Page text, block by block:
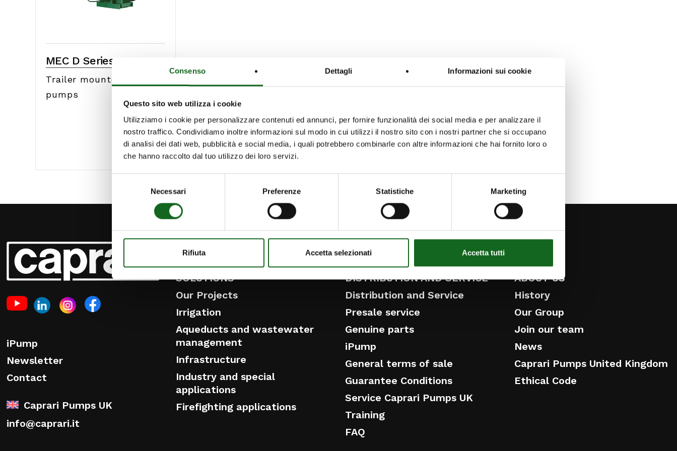
Consenso Dettagli Informazioni sui cookie
Questo sito web utilizza i cookie
Utilizziamo i cookie per personalizzare contenuti ed annunci, per fornire funzionalità dei social media e per analizzare il
nostro traffico. Condividiamo inoltre informazioni sul modo in cui utilizzi il nostro sito con i nostri partner che si occupano
di analisi dei dati web, pubblicità e social media, i quali potrebbero combinarle con altre informazioni che hai fornito loro o
che hanno raccolto dal tuo utilizzo dei loro servizi.
consenso
Necessari Preferenze Statistiche Marketing
Rifiuta Accetta selezionati Accetta tutti
MEC D Series
Trailer mounted tractor
pumps
iPump
Newsletter
Contact
Caprari Pumps UK
info@caprari.it
PRODUCTS
SOLUTIONS
Our Projects
Irrigation
Aqueducts and wastewater
management
Infrastructure
Industry and special
applications
Firefighting applications
INNOVATION
DISTRIBUTION AND SERVICE
Distribution and Service
Presale service
Genuine parts
iPump
General terms of sale
Guarantee Conditions
Service Caprari Pumps UK
Training
FAQ
ABOUT US
History
Our Group
Join our team
News
Caprari Pumps United Kingdom
Ethical Code